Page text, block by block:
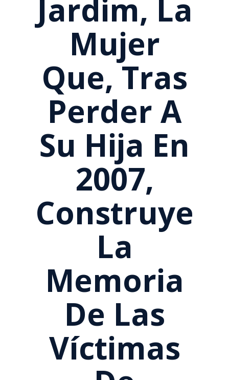
Jardim, La
Mujer
Que, Tras
Perder A
Su Hija En
2007,
Construye
La
Memoria
De Las
Víctimas